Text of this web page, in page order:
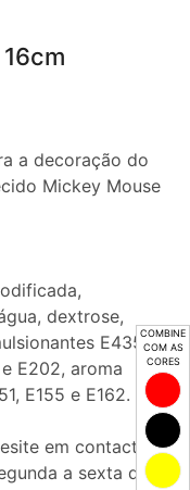
COMBINE
COM AS
CORES
a decoração do
Mickey Mouse
dextrose,
E435,
E202, aroma
E155 e E162.
em contactar-
a sexta das